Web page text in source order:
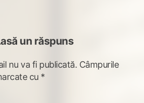
un răspuns
nu va fi publicată. Câmpurile
cu *